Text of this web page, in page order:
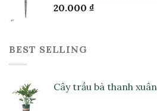
20.000 ₫
BEST SELLING
Cây trầu bà thanh xuân